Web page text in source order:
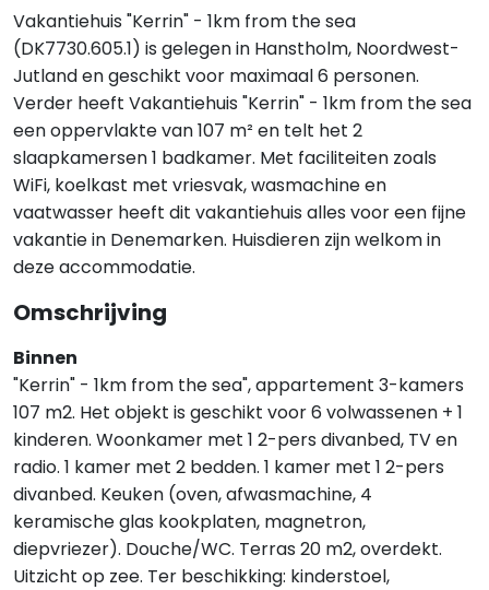
Vakantiehuis "Kerrin" - 1km from the sea
(DK7730.605.1) is gelegen in Hanstholm, Noordwest-
Jutland en geschikt voor maximaal 6 personen.
Verder heeft Vakantiehuis "Kerrin" - 1km from the sea
een oppervlakte van 107 m² en telt het 2
slaapkamersen 1 badkamer. Met faciliteiten zoals
WiFi, koelkast met vriesvak, wasmachine en
vaatwasser heeft dit vakantiehuis alles voor een fijne
vakantie in Denemarken. Huisdieren zijn welkom in
deze accommodatie.
Omschrijving
Binnen
"Kerrin" - 1km from the sea", appartement 3-kamers
107 m2. Het objekt is geschikt voor 6 volwassenen + 1
kinderen. Woonkamer met 1 2-pers divanbed, TV en
radio. 1 kamer met 2 bedden. 1 kamer met 1 2-pers
divanbed. Keuken (oven, afwasmachine, 4
keramische glas kookplaten, magnetron,
diepvriezer). Douche/WC. Terras 20 m2, overdekt.
Uitzicht op zee. Ter beschikking: kinderstoel,